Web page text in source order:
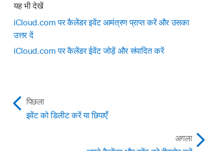
यह भी देखें
iCloud.com पर कैलेंडर इवेंट आमंत्रण प्राप्त करें और उसका
उत्तर दें
iCloud.com पर कैलेंडर ईवेंट जोड़ें और संपादित करें
पिछला
इवेंट को डिलीट करें या छिपाएँ
अगला